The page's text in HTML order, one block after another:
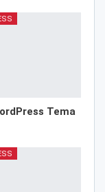
Tema